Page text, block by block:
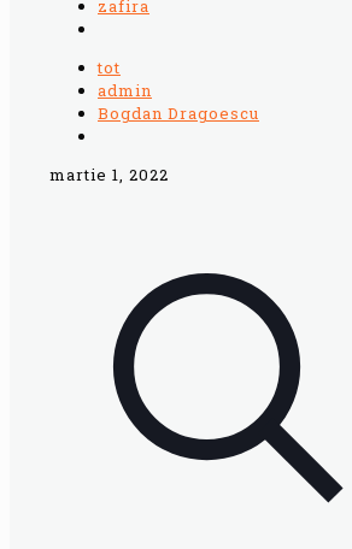
zafira
tot
admin
Bogdan Dragoescu
martie 1, 2022